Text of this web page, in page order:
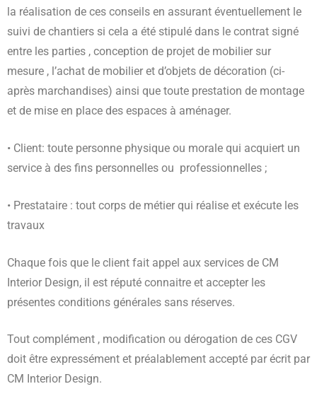
la réalisation de ces conseils en assurant éventuellement le
suivi de chantiers si cela a été stipulé dans le contrat signé
entre les parties , conception de projet de mobilier sur
mesure , l’achat de mobilier et d’objets de décoration (ci-
après marchandises) ainsi que toute prestation de montage
et de mise en place des espaces à aménager.
• Client: toute personne physique ou morale qui acquiert un
service à des fins personnelles ou professionnelles ;
• Prestataire : tout corps de métier qui réalise et exécute les
travaux
Chaque fois que le client fait appel aux services de CM
Interior Design, il est réputé connaitre et accepter les
présentes conditions générales sans réserves.
Tout complément , modification ou dérogation de ces CGV
doit être expressément et préalablement accepté par écrit par
CM Interior Design.